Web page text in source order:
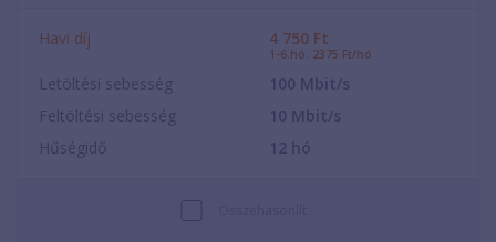
Havi díj 4 750 Ft
1-6.hó: 2375 Ft/hó
Letöltési sebesség 100 Mbit/s
Feltöltési sebesség
10 Mbit/s
Hűségidő
12 hó